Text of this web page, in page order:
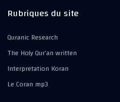
Rubriques du site
Quranic Research
The Holy Qur’an written
Interpretation Koran
Le Coran mp3